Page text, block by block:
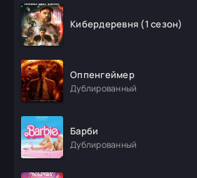
Кибердеревня (1 сезон)
Оппенгеймер
Дублированный
Барби
Дублированный